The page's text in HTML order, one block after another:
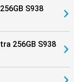
S938
256GB S938